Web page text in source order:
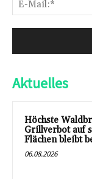
Aktuelles
Höchste
Grillverbot auf
Flächen bleibt
06.08.2026